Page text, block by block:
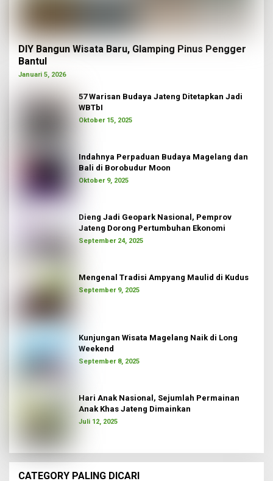
DIY Bangun Wisata Baru, Glamping Pinus Pengger
Bantul
Januari 5, 2026
57 Warisan Budaya Jateng Ditetapkan Jadi
WBTbI
Oktober 15, 2025
Indahnya Perpaduan Budaya Magelang dan
Bali di Borobudur Moon
Oktober 9, 2025
Dieng Jadi Geopark Nasional, Pemprov
Jateng Dorong Pertumbuhan Ekonomi
September 24, 2025
Mengenal Tradisi Ampyang Maulid di Kudus
September 9, 2025
Kunjungan Wisata Magelang Naik di Long
Weekend
September 8, 2025
Hari Anak Nasional, Sejumlah Permainan
Anak Khas Jateng Dimainkan
Juli 12, 2025
CATEGORY PALING DICARI